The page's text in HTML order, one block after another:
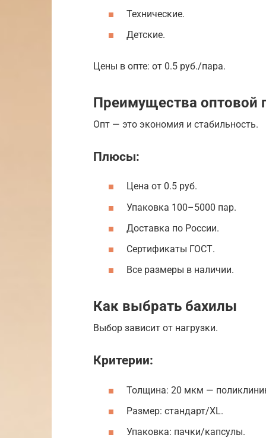
Технические.
Детские.
Цены в опте: от 0.5 руб./пара.
Преимущества оптовой
Опт — это экономия и стабильность.
Плюсы:
Цена от 0.5 руб.
Упаковка 100–5000 пар.
Доставка по России.
Сертификаты ГОСТ.
Все размеры в наличии.
Как выбрать бахилы
Выбор зависит от нагрузки.
Критерии:
Толщина: 20 мкм —
Размер: стандарт/XL.
Упаковка: пачки/капсулы.